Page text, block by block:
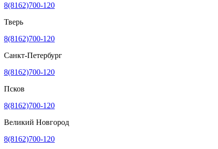
8(8162)700-120
Тверь
8(8162)700-120
Санкт-Петербург
8(8162)700-120
Псков
8(8162)700-120
Великий Новгород
8(8162)700-120